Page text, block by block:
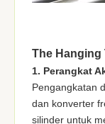
The
1. Perangkat
Pengangkatan
dan konverter
silinder untuk